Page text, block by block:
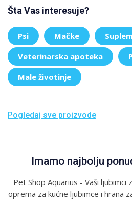
Šta Vas interesuje?
Psi Mačke
Veterinarska apoteka
Male životinje
Pogledaj sve proizvode
Imamo najbolju
Pet Shop Aquarius - Vaši ljubimci
oprema za kućne ljubimce i hrana